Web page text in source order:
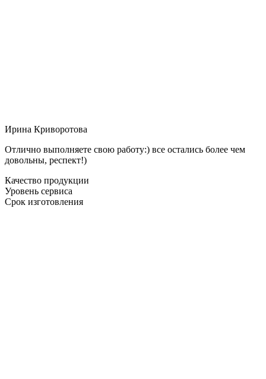
Ирина Криворотова
Отлично выполняете свою работу:) все остались более чем
довольны, респект!)
Качество продукции
Уровень сервиса
Срок изготовления